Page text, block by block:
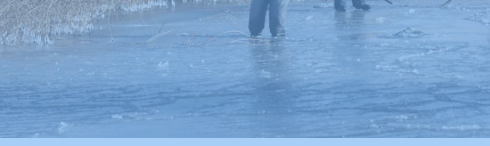
Name
Name
oder
geteilt.
Name